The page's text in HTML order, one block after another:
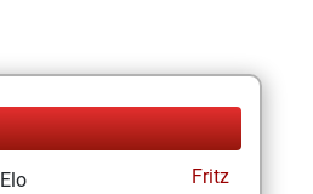
Fritz